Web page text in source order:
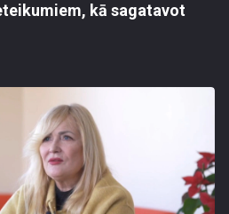
kā sagatavot